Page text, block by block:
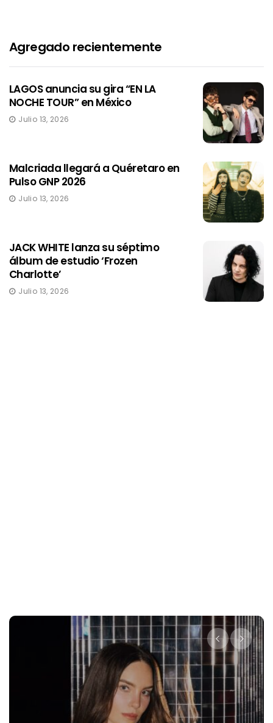
Agregado recientemente
LAGOS anuncia su gira “EN LA
NOCHE TOUR” en México
Julio 13, 2026
Malcriada llegará a Quéretaro en
Pulso GNP 2026
Julio 13, 2026
JACK WHITE lanza su séptimo
álbum de estudio ‘Frozen
Charlotte’
Julio 13, 2026